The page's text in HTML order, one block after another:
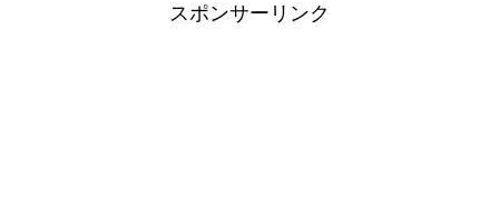
スポンサーリンク